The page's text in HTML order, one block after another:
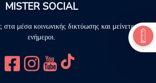
MISTER SOCIAL
μέσα κοινωνικής δικτύωσης και μείνετε
ενήμεροι.